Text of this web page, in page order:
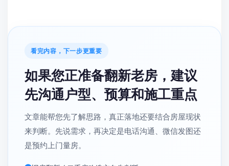
看完内容，下一步更重要
如果您正准备翻新老房，建议
先沟通户型、预算和施工重点
文章能帮您先了解思路，真正落地还要结合房屋现状
来判断。先说需求，再决定是电话沟通、微信发图还
是预约上门量房。